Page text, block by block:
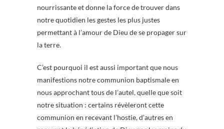
nourrissante et donne la force de trouver dans
notre quotidien les gestes les plus justes
permettant à l’amour de Dieu de se propager sur
la terre.
C’est pourquoi il est aussi important que nous
manifestions notre communion baptismale en
nous approchant tous de l’autel, quelle que soit
notre situation : certains révèleront cette
communion en recevant l’hostie, d’autres en